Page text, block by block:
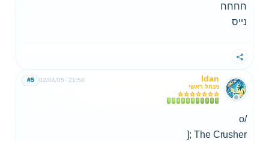
חחחח
נייס
שתף
Idan
מנהל ראשי
02/04/05 21:58
#5
/o
The Crusher ;[